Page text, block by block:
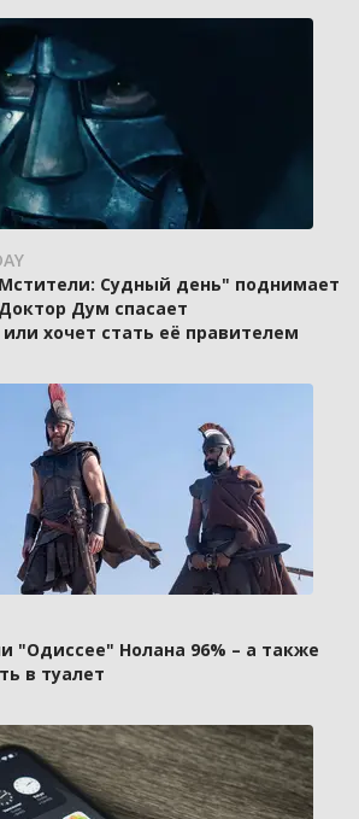
Судный день" поднимает
Дум спасает
хочет стать её правителем
"Одиссее" Нолана 96% – а также
в туалет